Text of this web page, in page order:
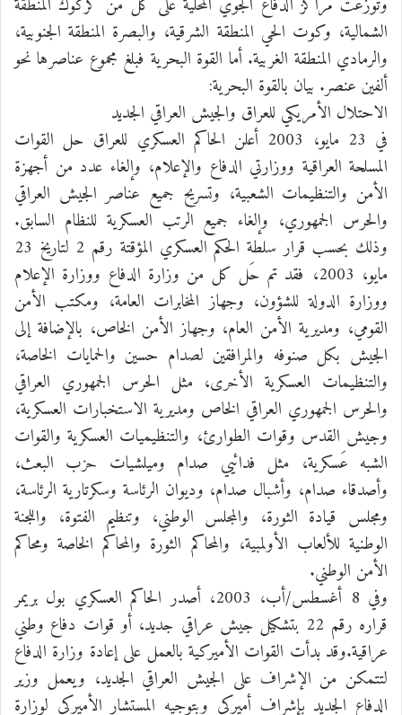
الشمالية، وكوت الحي المنطقة الشرقية، والبصرة المنطقة الجنوبية،
والرمادي المنطقة الغربية. أما القوة البحرية فبلغ مجموع عناصرها نحو
ألفين عنصر. بيان بالقوة البحرية:
الاحتلال الأمريكي للعراق والجيش العراقي الجديد
في 23 مايو، 2003 أعلن الحاكم العسكري للعراق حل القوات
المسلحة العراقية ووزارتي الدفاع والإعلام، وإلغاء عدد من أجهزة
الأمن والتنظيمات الشعبية، وتسريح جميع عناصر الجيش العراقي
والحرس الجمهوري، وإلغاء جميع الرتب العسكرية للنظام السابق.
وذلك بحسب قرار سلطة الحكم العسكري المؤقتة رقم 2 لتاريخ 23
مايو، 2003، فقد تم حَل كل من وزارة الدفاع ووزارة الإعلام
ووزارة الدولة للشؤون، وجهاز المخابرات العامة، ومكتب الأمن
القومي، ومديرية الأمن العام، وجهاز الأمن الخاص، بالإضافة إلى
الجيش بكل صنوفه والمرافقين لصدام حسين والحمايات الخاصة،
والتنظيمات العسكرية الأخرى، مثل الحرس الجمهوري العراقي
والحرس الجمهوري العراقي الخاص ومديرية الاستخبارات العسكرية،
وجيش القدس وقوات الطوارئ، والتنظيميات العسكرية والقوات
الشبه عَسكرية، مثل فدائيي صدام وميلشيات حزب البعث،
وأصدقاء صدام، وأشبال صدام، وديوان الرئاسة وسكرتارية الرئاسة،
ومجلس قيادة الثورة، والمجلس الوطني، وتنظيم الفتوة، واللجنة
الوطنية للألعاب الأولمبية، والمحاكم الثورة والمحاكم الخاصة ومحاكم
الأمن الوطني.
وفي 8 أغسطس/أب، 2003، أصدر الحاكم العسكري بول بريمر
قراره رقم 22 بتشكيل جيش عراقي جديد، أو قوات دفاع وطني
عراقية.وقد بدأت القوات الأميركية بالعمل على إعادة وزارة الدفاع
لتتمكن من الإشراف على الجيش العراقي الجديد، ويعمل وزير
الدفاع الجديد بإشراف أميركي وبتوجيه المستشار الأميركي لوزارة